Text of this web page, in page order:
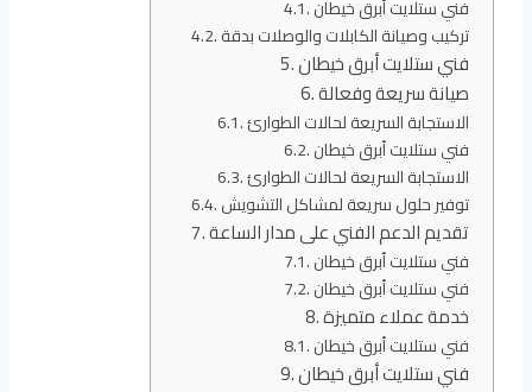
فني ستلايت أبرق خيطان
تركيب وصيانة الكابلات والوصلات بدقة
فني ستلايت أبرق خيطان
صيانة سريعة وفعالة
الاستجابة السريعة لحالات الطوارئ
فني ستلايت أبرق خيطان
الاستجابة السريعة لحالات الطوارئ
توفير حلول سريعة لمشاكل التشويش
تقديم الدعم الفني على مدار الساعة
فني ستلايت أبرق خيطان
فني ستلايت أبرق خيطان
خدمة عملاء متميزة
فني ستلايت أبرق خيطان
فني ستلايت أبرق خيطان